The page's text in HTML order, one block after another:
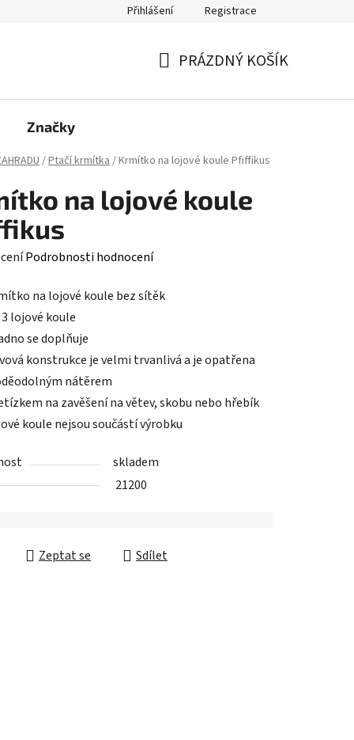
Přihlášení Registrace
PRÁZDNÝ KOŠÍK
Značky
/Ptačí krmítka/Krmítko na lojové koule Pfiffikus
na lojové koule
Podrobnosti hodnocení
na lojové koule bez sítěk
3 lojové koule
se doplňuje
konstrukce je velmi trvanlivá a je opatřena
nátěrem
na zavěšení na větev, skobu nebo hřebík
koule nejsou součástí výrobku
skladem
21200
Zeptat se Sdílet